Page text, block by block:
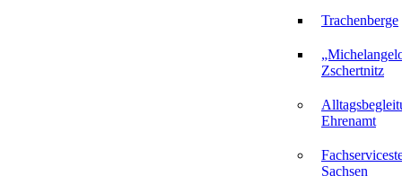
Trachenberge
Zschertnitz
Ehrenamt
Sachsen